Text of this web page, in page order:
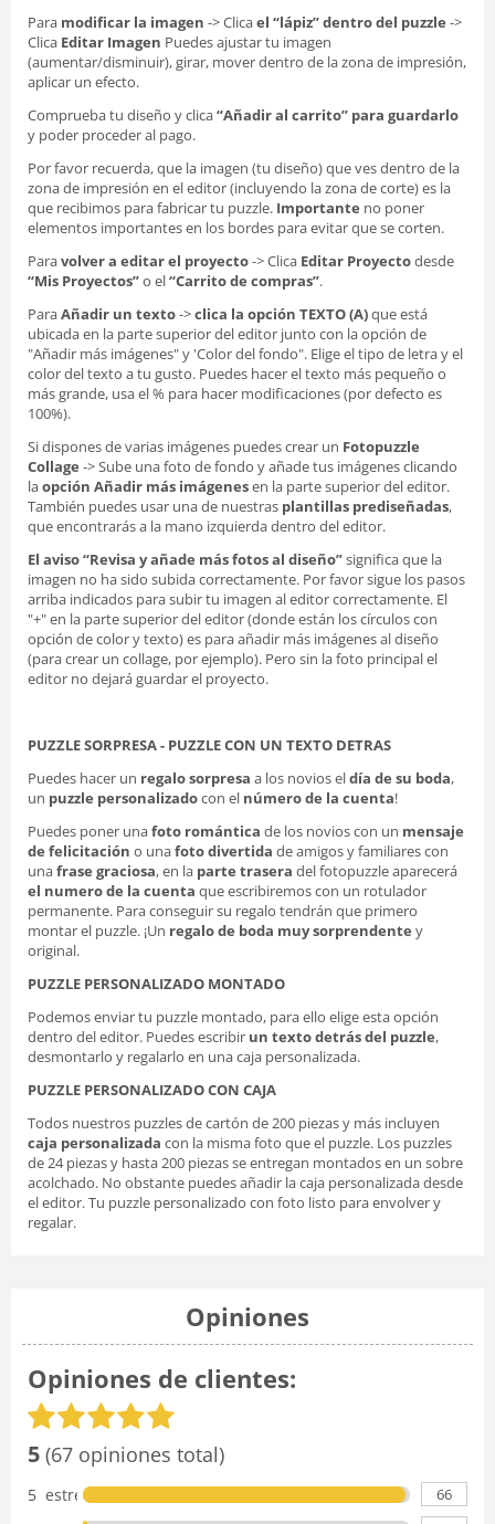
Para modificar la imagen -> Clicael “lápiz” dentro del puzzle ->
Clica Editar Imagen Puedes ajustar tu imagen
(aumentar/disminuir), girar, mover dentro de la zona de impresión,
aplicar un efecto.
Comprueba tu diseño y clica“Añadir al carrito” para guardarlo
y poder proceder al pago.
Por favor recuerda, que la imagen (tu diseño) que ves dentro de la
zona de impresión en el editor (incluyendo la zona de corte) es la
que recibimos para fabricar tu puzzle. Importante no poner
elementos importantes en los bordes para evitar que se corten.
Paravolver a editar el proyecto-> Clica Editar Proyectodesde
“Mis Proyectos”o el“Carrito de compras”.
ParaAñadir un texto->clica la opción TEXTO (A)que está
ubicada en la parte superior del editor junto con la opción de
"Añadir más imágenes" y 'Color del fondo". Elige el tipo de letra y el
color del texto a tu gusto. Puedes hacer el texto más pequeño o
más grande, usa el % para hacer modificaciones (por defecto es
100%).
Si dispones de varias imágenes puedes crear un Fotopuzzle
Collage -> Sube una foto de fondo y añade tus imágenes clicando
laopción Añadir más imágenesen la parte superior del editor.
También puedes usar una de nuestras plantillas prediseñadas,
que encontrarás a la mano izquierda dentro del editor.
El aviso “Revisa y añade más fotos al diseño”significa que la
imagen no ha sido subida correctamente. Por favor sigue los pasos
arriba indicados para subir tu imagen al editor correctamente. El
"+" en la parte superior del editor (donde están los círculos con
opción de color y texto) es para añadir más imágenes al diseño
(para crear un collage, por ejemplo). Pero sin la foto principal el
editor no dejará guardar el proyecto.
PUZZLE SORPRESA - PUZZLE CON UN TEXTO DETRAS
Puedes hacer un regalo sorpresa a los novios eldía de su boda,
un puzzle personalizadocon el número de la cuenta!
Puedes poner unafoto romántica de los novios con un mensaje
de felicitación o unafoto divertida de amigos y familiares con
unafrase graciosa, en la parte trasera del fotopuzzle aparecerá
el numero de la cuenta que escribiremos con un rotulador
permanente. Para conseguir su regalo tendrán que primero
montar el puzzle. ¡Un regalo de boda muy sorprendente y
original.
PUZZLE PERSONALIZADO MONTADO
Podemos enviar tu puzzle montado, para ello elige esta opción
dentro del editor. Puedes escribir un texto detrás del puzzle,
desmontarlo y regalarlo en una caja personalizada.
PUZZLE PERSONALIZADO CON CAJA
Todos nuestros puzzles de cartón de 200 piezas y más incluyen
caja personalizada con la misma foto que el puzzle. Los puzzles
de 24 piezas y hasta 200 piezas se entregan montados en un sobre
acolchado. No obstante puedes añadir la caja personalizada desde
el editor. Tu puzzle personalizado con foto listo para envolver y
regalar.
Opiniones
Opiniones de clientes:
5 (67 opiniones total)
5 estrellas 66